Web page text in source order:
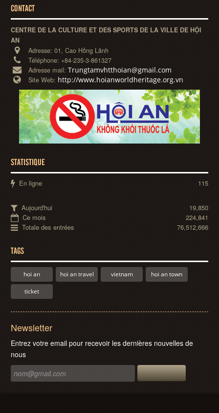
CONTACT
CENTRE DE LA CULTURE ET DES SPORTS DE LA VILLE DE HỘI
AN
Adresse:01, Cao Hồng Lãnh
Téléphone:+84-235-3-861327
Adresse mail:Trungtamvhtthoian@gmail.com
Site Web: http://www.hoianworldheritage.org.vn
STATISTIQUE
En ligne 115
Aujourd'hui
19,850
Ce mois
224,841
Totale des entrées
76,512,666
TAGS
hoi an hoi an travel vietnam hoi an town
ticket
Newsletter
Entrez votre email pour recevoir les dernières nouvelles de
nous